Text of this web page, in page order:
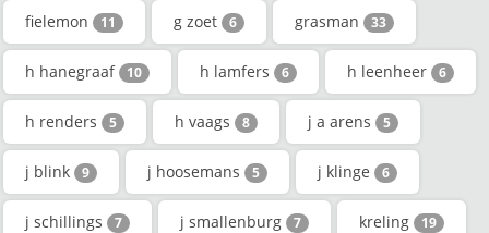
fielemon 11 g zoet 6 grasman 33
h hanegraaf 10 h lamfers 6 h leenheer 6
h renders 5 h vaags 8 j a arens 5
j blink 9 j hoosemans 5 j klinge 6
j schillings 7 j smallenburg 7 kreling 19